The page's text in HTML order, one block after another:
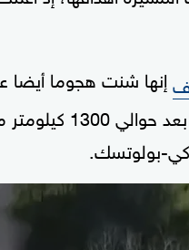
إنها شنت هجوما
شرقي موسكو،
بولوتسك.